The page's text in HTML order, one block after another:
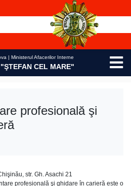
| Ministerul Afacerilor Interne
CEL MARE"
profesională şi
str. Gh. Asachi 21
profesională şi ghidare în carieră este o